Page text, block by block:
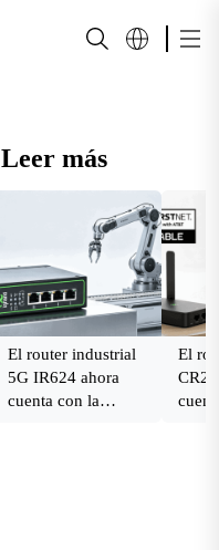
Leer más
El router industrial
5G IR624 ahora
cuenta con la
El